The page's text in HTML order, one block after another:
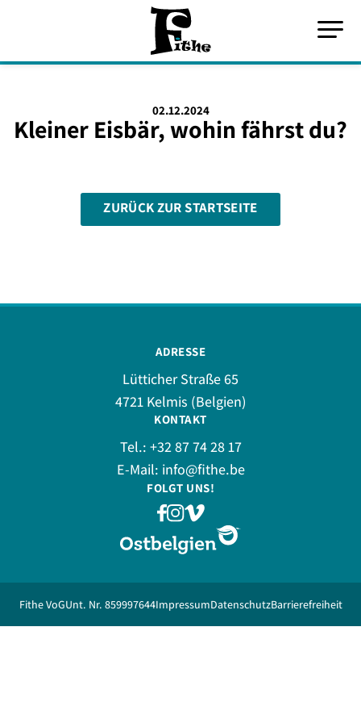
02.12.2024
Kleiner Eisbär, wohin fährst du?
ZURÜCK ZUR STARTSEITE
ADRESSE
Lütticher Straße 65
4721 Kelmis (Belgien)
KONTAKT
Tel.: +32 87 74 28 17
E-Mail: info@fithe.be
FOLGT UNS!
Fithe VoGUnt. Nr. 859997644ImpressumDatenschutzBarrierefreiheit